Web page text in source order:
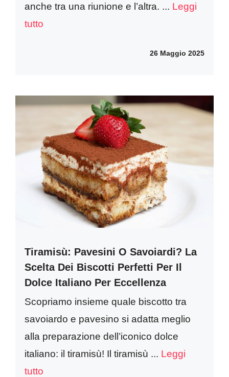
anche tra una riunione e l’altra. ... Leggi
tutto
26 Maggio 2025
Tiramisù: Pavesini O Savoiardi? La
Scelta Dei Biscotti Perfetti Per Il
Dolce Italiano Per Eccellenza
Scopriamo insieme quale biscotto tra
savoiardo e pavesino si adatta meglio
alla preparazione dell’iconico dolce
italiano: il tiramisù! Il tiramisù ... Leggi
tutto